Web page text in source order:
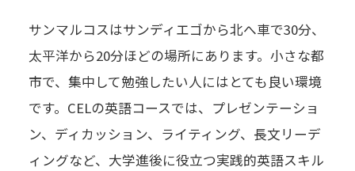
サンマルコスはサンディエゴから北へ車で30分、
太平洋から20分ほどの場所にあります。小さな都
市で、集中して勉強したい人にはとても良い環境
です。CELの英語コースでは、プレゼンテーショ
ン、ディカッション、ライティング、長文リーデ
ィングなど、大学進後に役立つ実践的英語スキル